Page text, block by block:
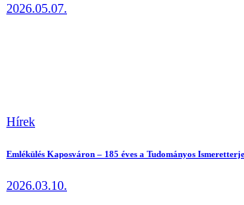
2026.05.07.
Hírek
Emlékülés Kaposváron – 185 éves a Tudományos
2026.03.10.